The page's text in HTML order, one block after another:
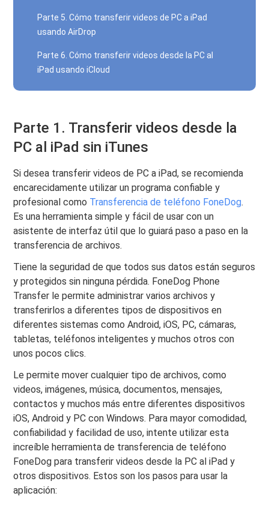
Parte 5. Cómo transferir videos de PC a iPad
usando AirDrop
Parte 6. Cómo transferir videos desde la PC al
iPad usando iCloud
Parte 1. Transferir videos desde la
PC al iPad sin iTunes
Si desea transferir videos de PC a iPad, se recomienda
encarecidamente utilizar un programa confiable y
profesional como Transferencia de teléfono FoneDog.
Es una herramienta simple y fácil de usar con un
asistente de interfaz útil que lo guiará paso a paso en la
transferencia de archivos.
Tiene la seguridad de que todos sus datos están seguros
y protegidos sin ninguna pérdida. FoneDog Phone
Transfer le permite administrar varios archivos y
transferirlos a diferentes tipos de dispositivos en
diferentes sistemas como Android, iOS, PC, cámaras,
tabletas, teléfonos inteligentes y muchos otros con
unos pocos clics.
Le permite mover cualquier tipo de archivos, como
videos, imágenes, música, documentos, mensajes,
contactos y muchos más entre diferentes dispositivos
iOS, Android y PC con Windows. Para mayor comodidad,
confiabilidad y facilidad de uso, intente utilizar esta
increíble herramienta de transferencia de teléfono
FoneDog para transferir videos desde la PC al iPad y
otros dispositivos. Estos son los pasos para usar la
aplicación: